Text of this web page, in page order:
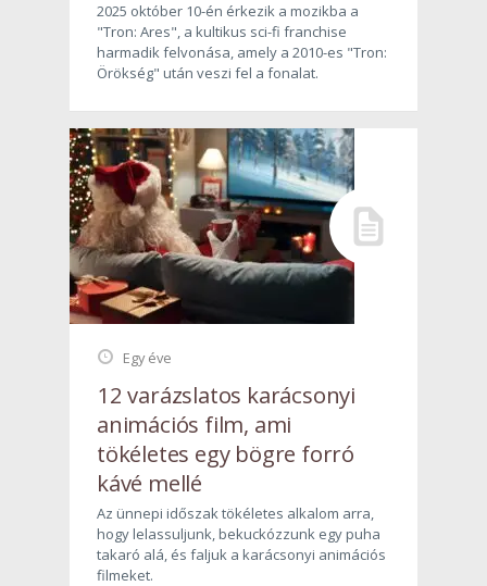
2025 október 10-én érkezik a mozikba a
"Tron: Ares", a kultikus sci-fi franchise
harmadik felvonása, amely a 2010-es "Tron:
Örökség" után veszi fel a fonalat.
Egy éve
12 varázslatos karácsonyi
animációs film, ami
tökéletes egy bögre forró
kávé mellé
Az ünnepi időszak tökéletes alkalom arra,
hogy lelassuljunk, bekuckózzunk egy puha
takaró alá, és faljuk a karácsonyi animációs
filmeket.